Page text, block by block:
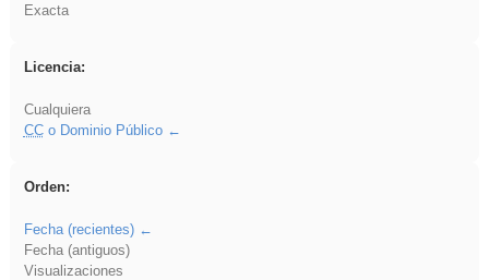
Exacta
Licencia:
Cualquiera
CCo Dominio Público
Orden:
Fecha (recientes)
Fecha (antiguos)
Visualizaciones